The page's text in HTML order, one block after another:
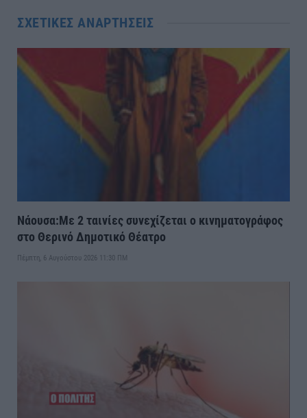
ΣΧΕΤΙΚΈΣ ΑΝΑΡΤΉΣΕΙΣ
Νάουσα:Με 2 ταινίες συνεχίζεται ο κινηματογράφος
στο Θερινό Δημοτικό Θέατρο
Πέμπτη, 6 Αυγούστου 2026 11:30 ΠΜ